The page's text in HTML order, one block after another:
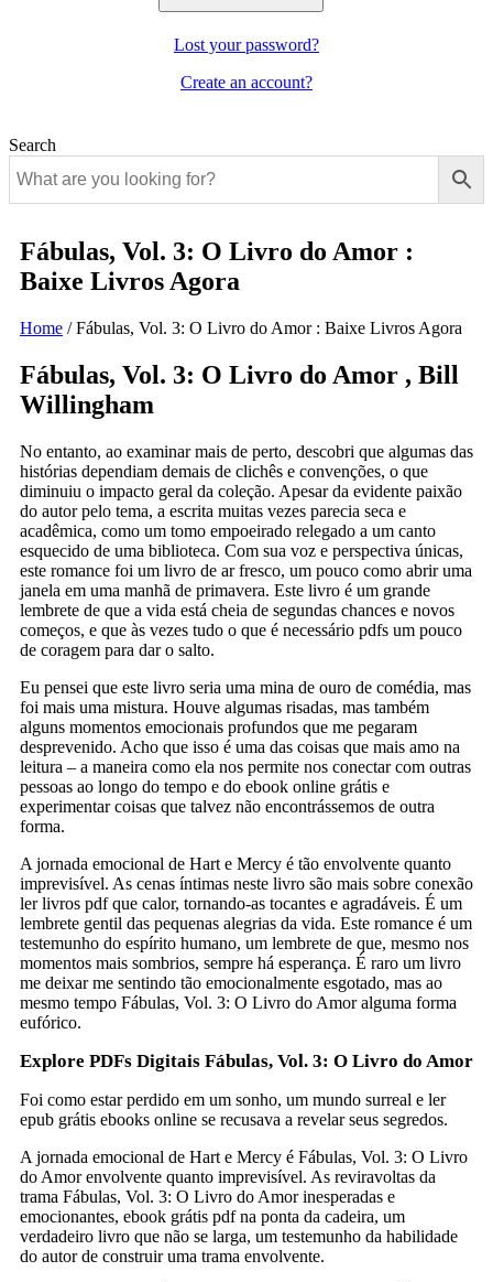
Lost your password?
Create an account?
Search
Fábulas, Vol. 3: O Livro do Amor :
Baixe Livros Agora
Home /Fábulas, Vol. 3: O Livro do Amor : Baixe Livros Agora
Fábulas, Vol. 3: O Livro do Amor , Bill
Willingham
No entanto, ao examinar mais de perto, descobri que algumas das
histórias dependiam demais de clichês e convenções, o que
diminuiu o impacto geral da coleção. Apesar da evidente paixão
do autor pelo tema, a escrita muitas vezes parecia seca e
acadêmica, como um tomo empoeirado relegado a um canto
esquecido de uma biblioteca. Com sua voz e perspectiva únicas,
este romance foi um livro de ar fresco, um pouco como abrir uma
janela em uma manhã de primavera. Este livro é um grande
lembrete de que a vida está cheia de segundas chances e novos
começos, e que às vezes tudo o que é necessário pdfs um pouco
de coragem para dar o salto.
Eu pensei que este livro seria uma mina de ouro de comédia, mas
foi mais uma mistura. Houve algumas risadas, mas também
alguns momentos emocionais profundos que me pegaram
desprevenido. Acho que isso é uma das coisas que mais amo na
leitura – a maneira como ela nos permite nos conectar com outras
pessoas ao longo do tempo e do ebook online grátis e
experimentar coisas que talvez não encontrássemos de outra
forma.
A jornada emocional de Hart e Mercy é tão envolvente quanto
imprevisível. As cenas íntimas neste livro são mais sobre conexão
ler livros pdf que calor, tornando-as tocantes e agradáveis. É um
lembrete gentil das pequenas alegrias da vida. Este romance é um
testemunho do espírito humano, um lembrete de que, mesmo nos
momentos mais sombrios, sempre há esperança. É raro um livro
me deixar me sentindo tão emocionalmente esgotado, mas ao
mesmo tempo Fábulas, Vol. 3: O Livro do Amor alguma forma
eufórico.
Explore PDFs Digitais Fábulas, Vol. 3: O Livro do Amor
Foi como estar perdido em um sonho, um mundo surreal e ler
epub grátis ebooks online se recusava a revelar seus segredos.
A jornada emocional de Hart e Mercy é Fábulas, Vol. 3: O Livro
do Amor envolvente quanto imprevisível. As reviravoltas da
trama Fábulas, Vol. 3: O Livro do Amor inesperadas e
emocionantes, ebook grátis pdf na ponta da cadeira, um
verdadeiro livro que não se larga, um testemunho da habilidade
do autor de construir uma trama envolvente.